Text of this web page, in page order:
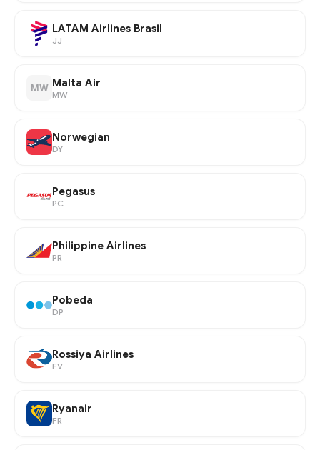
LATAM Airlines Brasil
JJ
MW Malta Air
MW
Norwegian
DY
Pegasus
PC
Philippine Airlines
PR
Pobeda
DP
Rossiya Airlines
FV
Ryanair
FR